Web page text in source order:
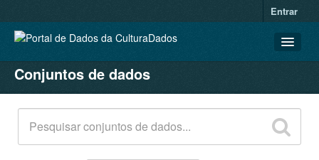
Entrar
CONJUNTOS DE DADOS
ORGANIZAÇÕES
GRUPOS
SOBRE
Conjuntos de dados